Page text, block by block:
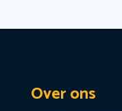
Over ons